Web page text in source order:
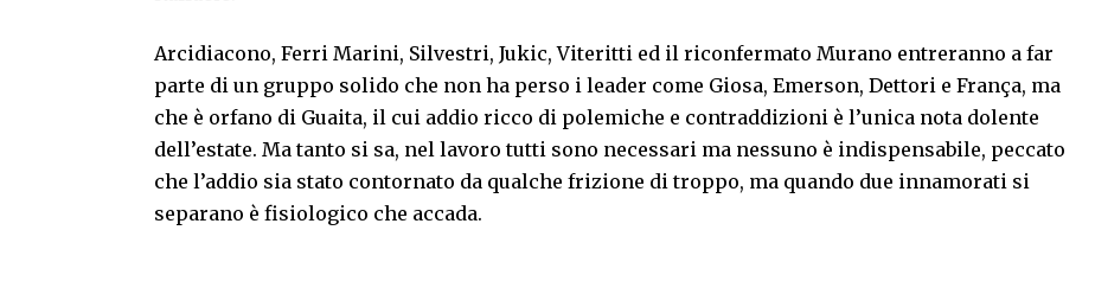
Arcidiacono, Ferri Marini, Silvestri, Jukic, Viteritti ed il riconfermato Murano entreranno a far
parte di un gruppo solido che non ha perso i leader come Giosa, Emerson, Dettori e França, ma
che è orfano di Guaita, il cui addio ricco di polemiche e contraddizioni è l’unica nota dolente
dell’estate. Ma tanto si sa, nel lavoro tutti sono necessari ma nessuno è indispensabile, peccato
che l’addio sia stato contornato da qualche frizione di troppo, ma quando due innamorati si
separano è fisiologico che accada.